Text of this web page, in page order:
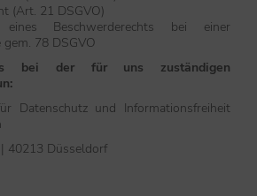
(Art. 21 DSGVO)
Beschwerderechts bei einer
78 DSGVO
bei der für uns zuständigen
Datenschutz und Informationsfreiheit
40213 Düsseldorf